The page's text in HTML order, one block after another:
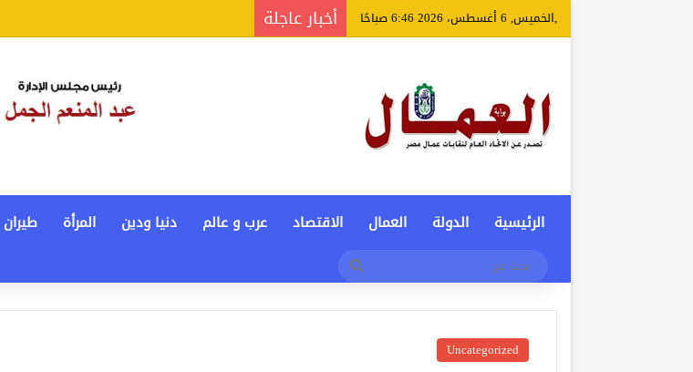
,الخميس, 6 أغسطس، 2026 6:46 صباحًا أخبار عاجلة
الرئيسية الدولة العمال الاقتصاد عرب و عالم دنيا ودين المرأة طيران
Uncategorized